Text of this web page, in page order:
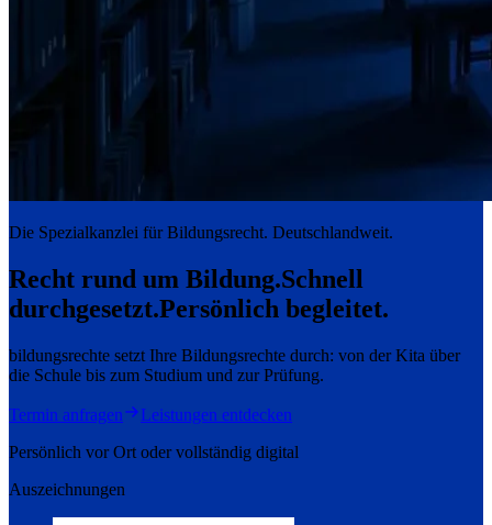
Die Spezialkanzlei für Bildungsrecht. Deutschlandweit.
Recht rund um Bildung.Schnell
durchgesetzt.Persönlich begleitet.
bildungsrechte setzt Ihre Bildungsrechte durch: von der Kita über
die Schule bis zum Studium und zur Prüfung.
Termin anfragen
Leistungen entdecken
Persönlich vor Ort oder vollständig digital
Auszeichnungen